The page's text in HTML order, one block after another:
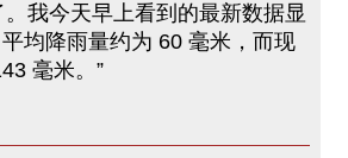
我今天早上看到的最新数据显
均降雨量约为 60 毫米，而现
毫米。”